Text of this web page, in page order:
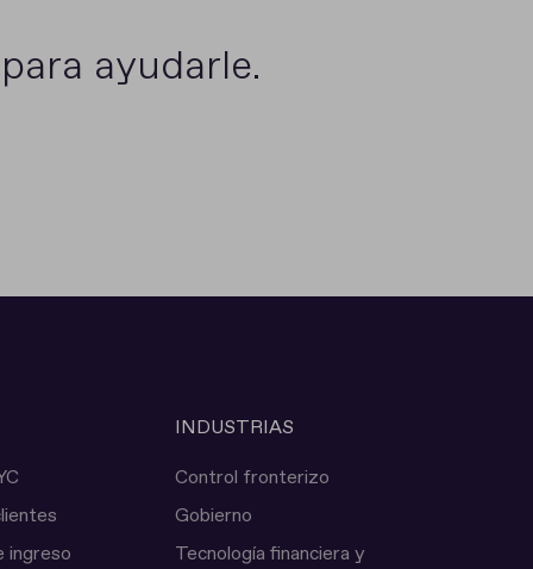
ayudarle.
ingreso
INDUSTRIAS
Control fronterizo
Gobierno
Tecnología financiera y